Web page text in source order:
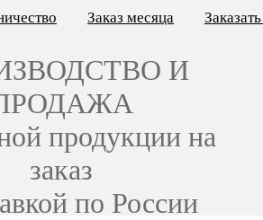
Заказ месяца
И
продукции на
заказ
по России